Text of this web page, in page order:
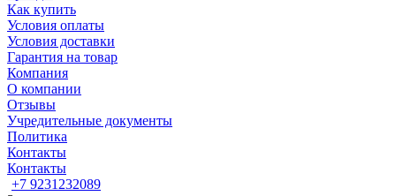
Как купить
Условия оплаты
Условия доставки
Гарантия на товар
Компания
О компании
Отзывы
Учредительные документы
Политика
Контакты
Контакты
+7 9231232089